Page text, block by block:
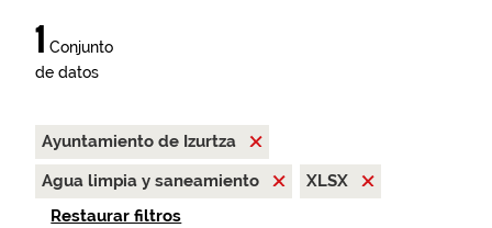
1 Conjunto
de datos
Ayuntamiento de Izurtza
Agua limpia y saneamiento
XLSX
Restaurar filtros